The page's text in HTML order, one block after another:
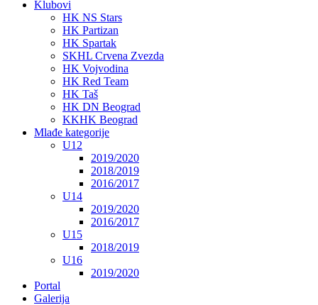
Klubovi
HK NS Stars
HK Partizan
HK Spartak
SKHL Crvena Zvezda
HK Vojvodina
HK Red Team
HK Taš
HK DN Beograd
KKHK Beograd
Mlađe kategorije
U12
2019/2020
2018/2019
2016/2017
U14
2019/2020
2016/2017
U15
2018/2019
U16
2019/2020
Portal
Galerija